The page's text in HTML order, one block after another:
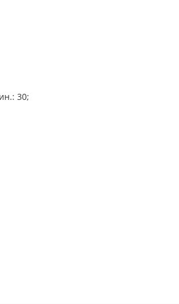
30;